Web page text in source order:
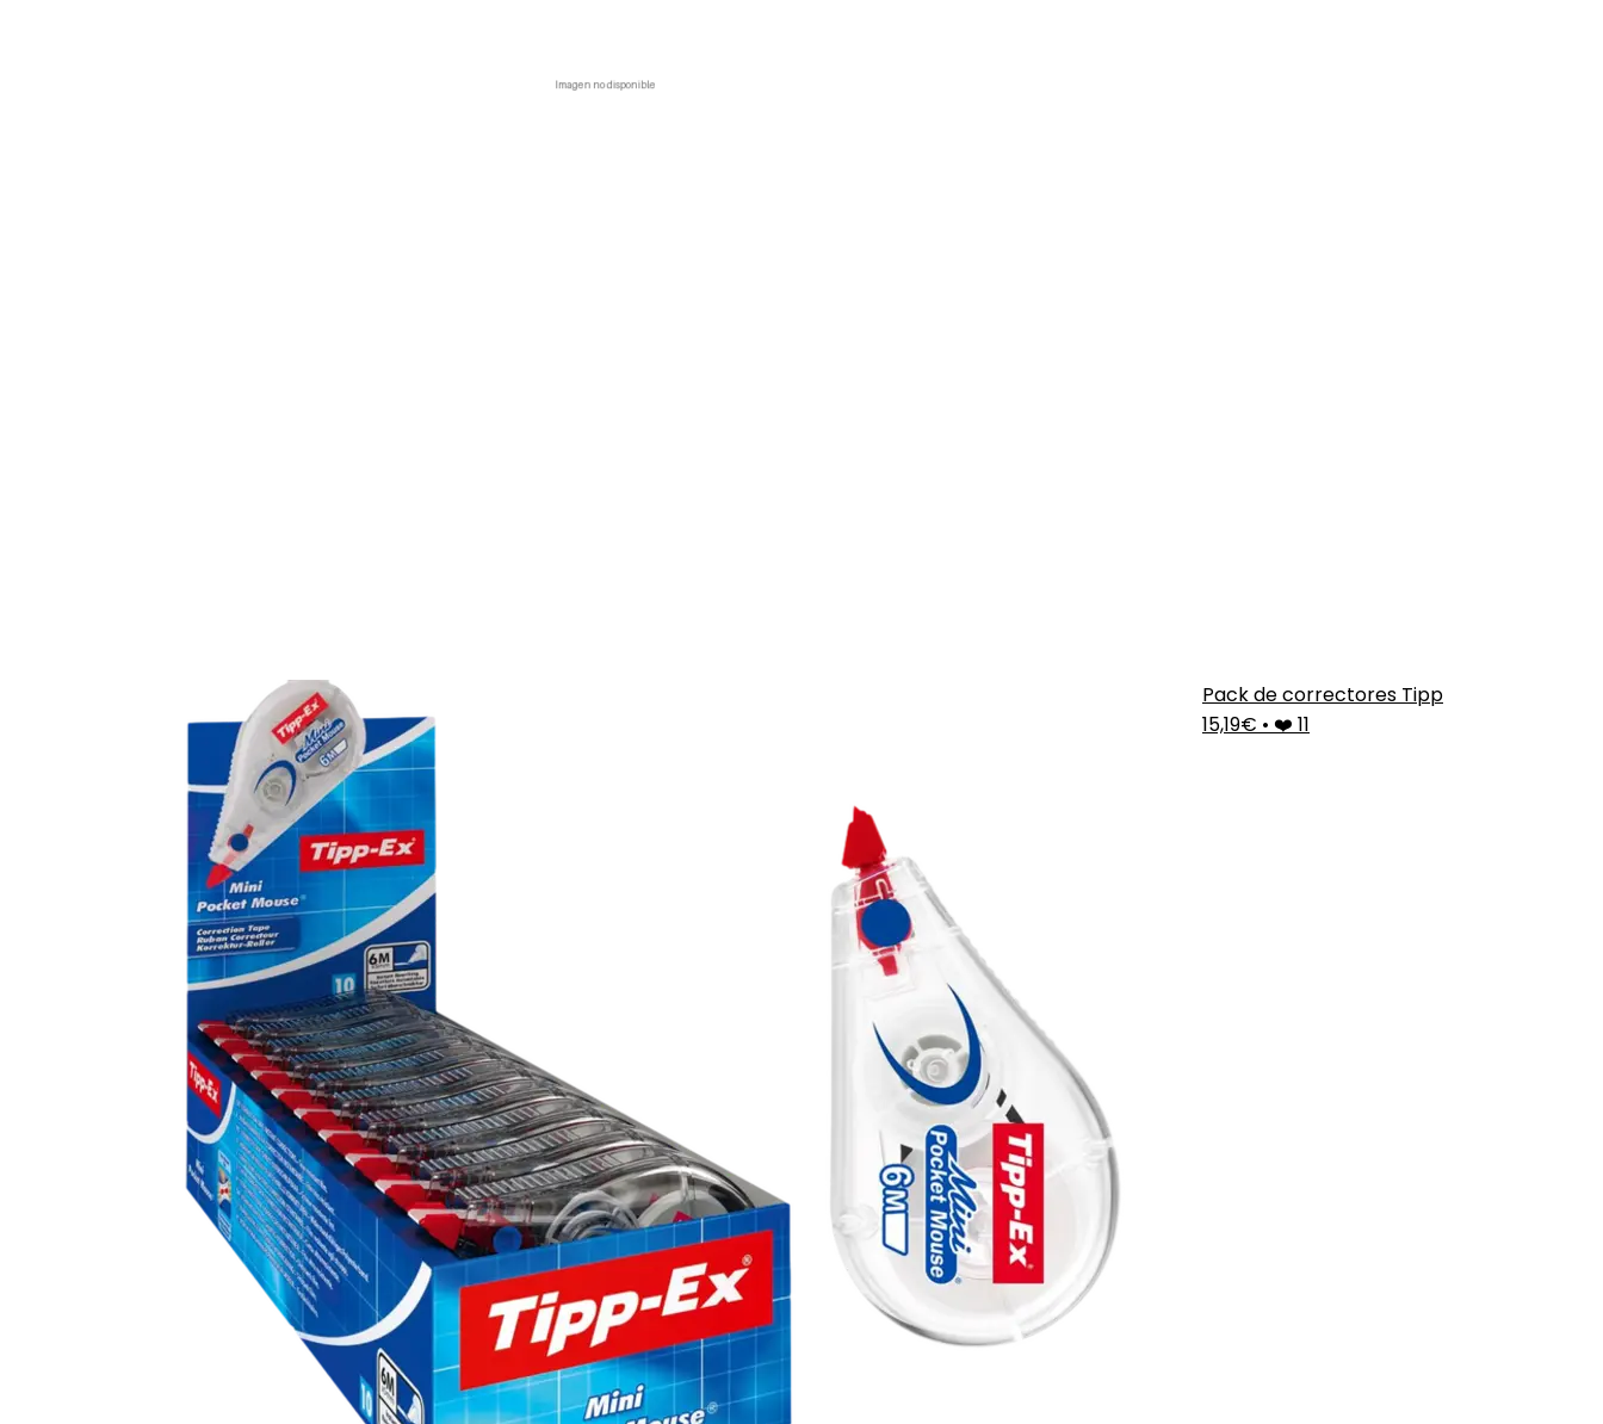
Pack de correctores Tipp
15,19€ • ❤️ 11